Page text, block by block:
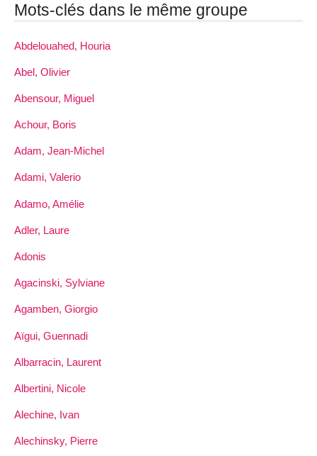
Mots-clés dans le même groupe
Abdelouahed, Houria
Abel, Olivier
Abensour, Miguel
Achour, Boris
Adam, Jean-Michel
Adami, Valerio
Adamo, Amélie
Adler, Laure
Adonis
Agacinski, Sylviane
Agamben, Giorgio
Aïgui, Guennadi
Albarracin, Laurent
Albertini, Nicole
Alechine, Ivan
Alechinsky, Pierre